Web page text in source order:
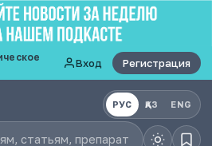
Вход Регистрация
РУС ҚАЗ ENG